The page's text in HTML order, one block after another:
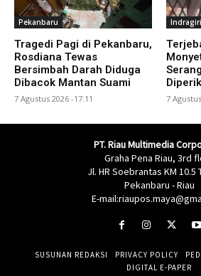
Pekanbaru
Tragedi Pagi di Pekanbaru,
Rosdiana Tewas
Bersimbah Darah Diduga
Dibacok Mantan Suami
7 Agustus 2026 -17:11 7
PT. Riau Multimedia
Graha Pena Riau, 3rd
Jl. HR Soebrantas KM 10.5
Pekanbaru - Riau
E-
SUSUNAN REDAKSI PRIVACY POLICY
DIGITAL E-PAPER